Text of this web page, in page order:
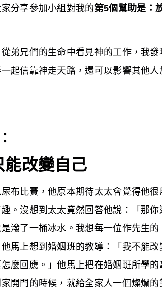
分享參加小組對我的第5個幫助是：
弟兄們的生命中看見神的工作，我
起信靠神走天路，還可以影響其他
改變自己
布比賽，他原本期待太太會覺得他
。沒想到太太竟然回答他說：「那
潑了一桶冰水。我想每一位作先生
馬上想到婚姻班的教導：「我不能
麼回應。」他馬上把在婚姻班所學
開門的時候，就給全家人一個燦爛的